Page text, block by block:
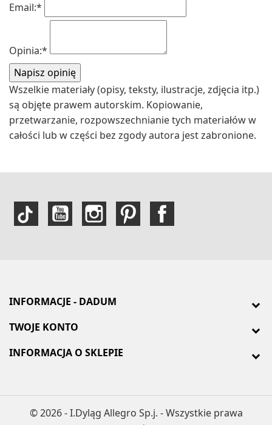
Email:*
Opinia:*
Wszelkie materiały (opisy, teksty, ilustracje, zdjęcia itp.)
są objęte prawem autorskim. Kopiowanie,
przetwarzanie, rozpowszechnianie tych materiałów w
całości lub w części bez zgody autora jest zabronione.
INFORMACJE - DADUM
TWOJE KONTO
INFORMACJA O SKLEPIE
© 2026 - I.Dyląg Allegro Sp.j. - Wszystkie prawa